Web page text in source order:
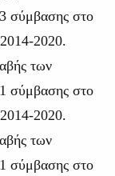
σύμβασης στο
2020.
των
σύμβασης στο
2020.
των
σύμβασης στο